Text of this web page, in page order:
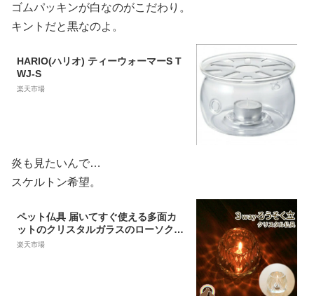
ゴムパッキンが白なのがこだわり。
キントだと黒なのよ。
HARIO(ハリオ) ティーウォーマーS T
WJ-S
楽天市場
炎も見たいんで…
スケルトン希望。
ペット仏具 届いてすぐ使える多面カ
ットのクリスタルガラスのローソク立
て ブリリアント キャンドルホルダー
楽天市場